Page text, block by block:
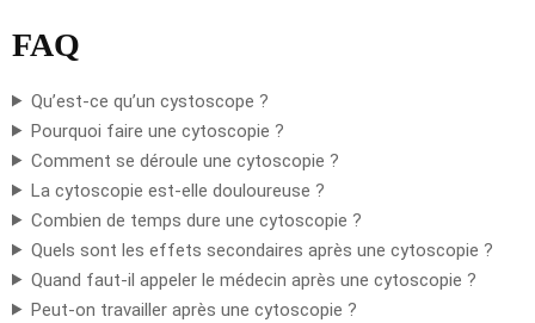
FAQ
Qu’est-ce qu’un cystoscope ?
Pourquoi faire une cytoscopie ?
Comment se déroule une cytoscopie ?
La cytoscopie est-elle douloureuse ?
Combien de temps dure une cytoscopie ?
Quels sont les effets secondaires après une cytoscopie ?
Quand faut-il appeler le médecin après une cytoscopie ?
Peut-on travailler après une cytoscopie ?